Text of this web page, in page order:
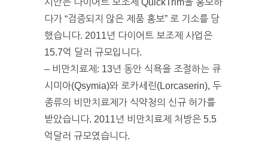
다가 “검증되지 않은 제품 홍보” 로 기소를 당
했습니다. 2011년 다이어트 보조제 사업은
15.7억 달러 규모입니다.
– 비만치료제: 13년 동안 식욕을 조절하는 큐
시미아(Qsymia)와 로카세린(Lorcaserin), 두
종류의 비만치료제가 식약청의 신규 허가를
받았습니다. 2011년 비만치료제 처방은 5.5
억달러 규모였습니다.